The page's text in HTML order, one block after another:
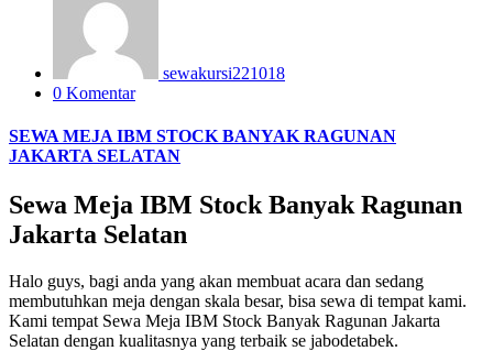
sewakursi221018
0 Komentar
SEWA MEJA IBM STOCK BANYAK RAGUNAN
JAKARTA SELATAN
Sewa Meja IBM Stock Banyak Ragunan
Jakarta Selatan
Halo guys, bagi anda yang akan membuat acara dan sedang
membutuhkan meja dengan skala besar, bisa sewa di tempat kami.
Kami tempat Sewa Meja IBM Stock Banyak Ragunan Jakarta
Selatan dengan kualitasnya yang terbaik se jabodetabek.